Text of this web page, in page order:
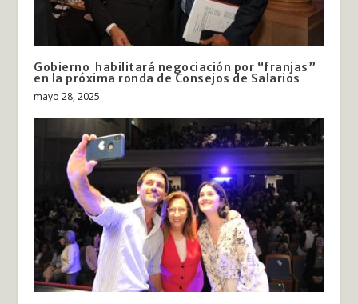
Gobierno habilitará negociación por “franjas”
en la próxima ronda de Consejos de Salarios
mayo 28, 2025